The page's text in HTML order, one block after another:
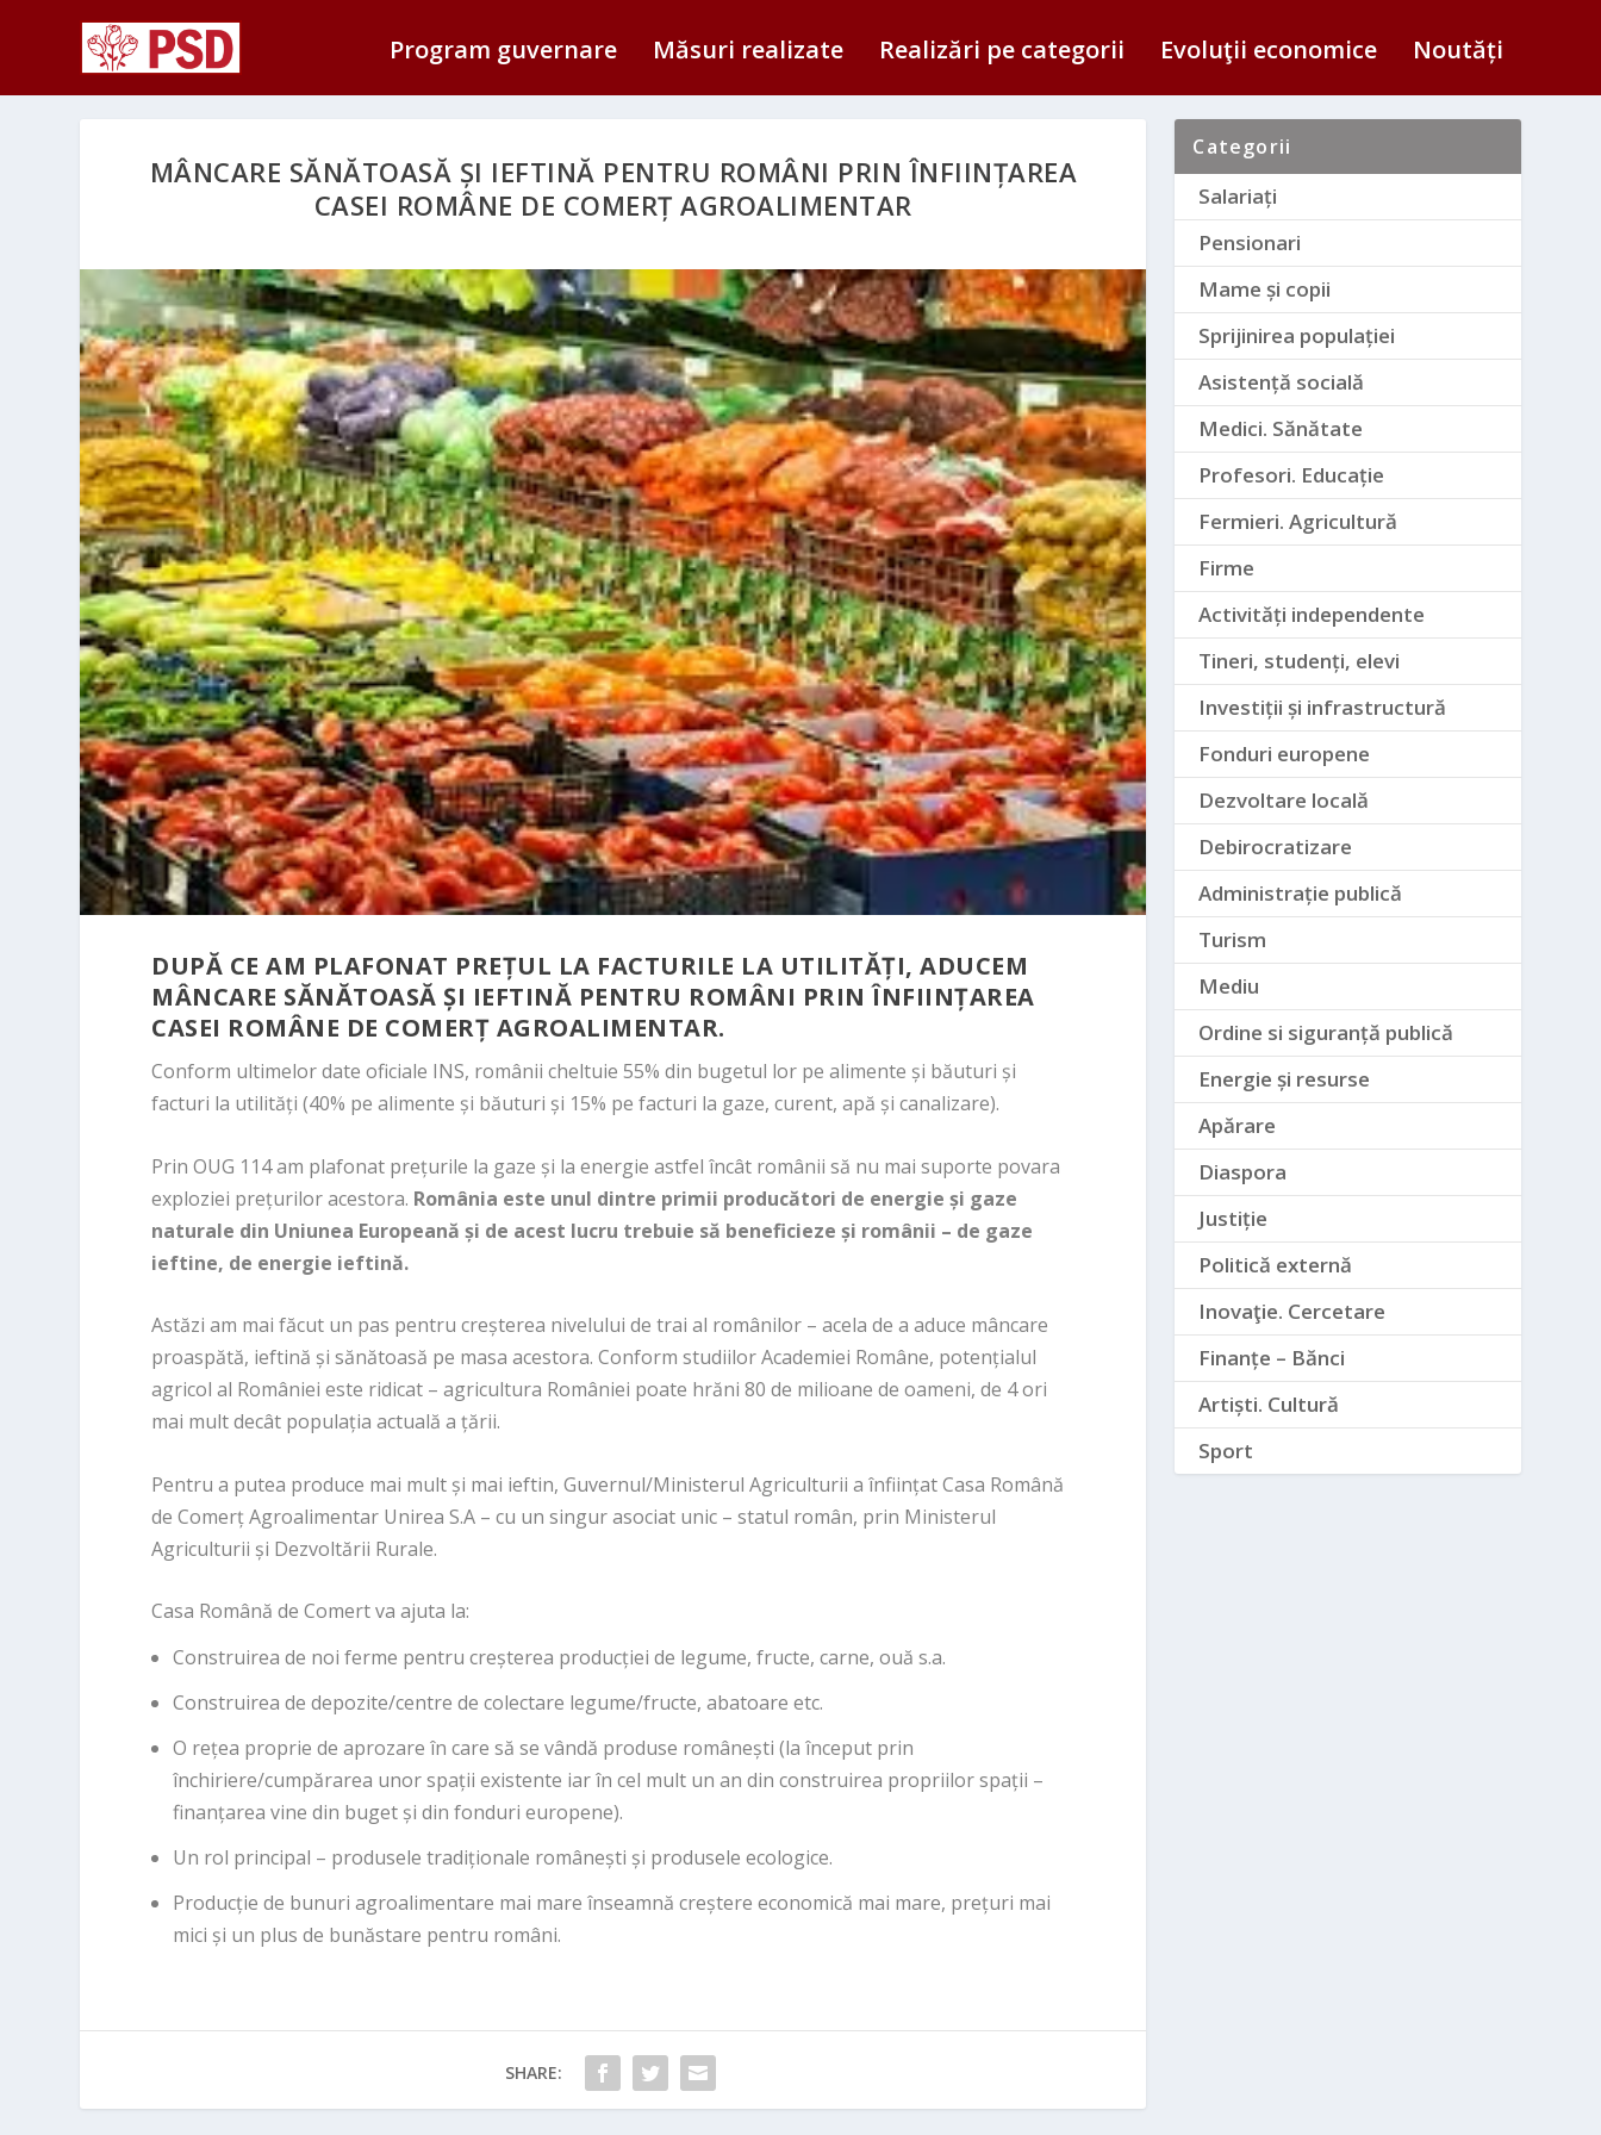
Program guvernare Măsuri realizate Realizări pe categorii Evoluţii economice Noutăți
MÂNCARE SĂNĂTOASĂ ȘI IEFTINĂ PENTRU ROMÂNI PRIN ÎNFIINȚAREA
CASEI ROMÂNE DE COMERȚ AGROALIMENTAR
DUPĂ CE AM PLAFONAT PREȚUL LA FACTURILE LA UTILITĂȚI, ADUCEM
MÂNCARE SĂNĂTOASĂ ȘI IEFTINĂ PENTRU ROMÂNI PRIN ÎNFIINȚAREA
CASEI ROMÂNE DE COMERȚ AGROALIMENTAR.
Conform ultimelor date oficiale INS, românii cheltuie 55% din bugetul lor pe alimente și băuturi și
facturi la utilități (40% pe alimente și băuturi și 15% pe facturi la gaze, curent, apă și canalizare).
Prin OUG 114 am plafonat prețurile la gaze și la energie astfel încât românii să nu mai suporte povara
exploziei prețurilor acestora. România este unul dintre primii producători de energie și gaze
naturale din Uniunea Europeană și de acest lucru trebuie să beneficieze și românii – de gaze
ieftine, de energie ieftină.
Astăzi am mai făcut un pas pentru creșterea nivelului de trai al românilor – acela de a aduce mâncare
proaspătă, ieftină și sănătoasă pe masa acestora. Conform studiilor Academiei Române, potențialul
agricol al României este ridicat – agricultura României poate hrăni 80 de milioane de oameni, de 4 ori
mai mult decât populația actuală a țării.
Pentru a putea produce mai mult și mai ieftin, Guvernul/Ministerul Agriculturii a înființat Casa Română
de Comerț Agroalimentar Unirea S.A – cu un singur asociat unic – statul român, prin Ministerul
Agriculturii și Dezvoltării Rurale.
Casa Română de Comert va ajuta la:
Construirea de noi ferme pentru creșterea producției de legume, fructe, carne, ouă s.a.
Construirea de depozite/centre de colectare legume/fructe, abatoare etc.
O rețea proprie de aprozare în care să se vândă produse românești (la început prin
închiriere/cumpărarea unor spații existente iar în cel mult un an din construirea propriilor spații –
finanțarea vine din buget și din fonduri europene).
Un rol principal – produsele tradiționale românești și produsele ecologice.
Producție de bunuri agroalimentare mai mare înseamnă creștere economică mai mare, prețuri mai
mici și un plus de bunăstare pentru români.
SHARE:
Categorii
Salariați
Pensionari
Mame și copii
Sprijinirea populației
Asistență socială
Medici. Sănătate
Profesori. Educație
Fermieri. Agricultură
Firme
Activități independente
Tineri, studenți, elevi
Investiții și infrastructură
Fonduri europene
Dezvoltare locală
Debirocratizare
Administrație publică
Turism
Mediu
Ordine si siguranță publică
Energie și resurse
Apărare
Diaspora
Justiție
Politică externă
Inovaţie. Cercetare
Finanțe – Bănci
Artiști. Cultură
Sport